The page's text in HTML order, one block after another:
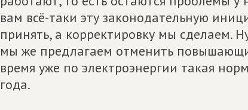
вам всё-таки эту законодательную
принять, а корректировку мы сделаем.
мы же предлагаем отменить
время уже по электроэнергии такая
года.